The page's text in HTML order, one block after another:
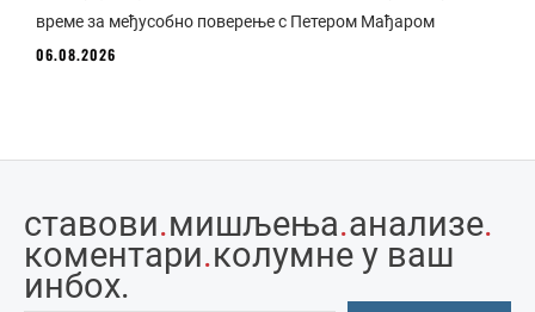
време за међусобно поверење с Петером Мађаром
06.08.2026
ставови.мишљења.анализе.
коментари.колумне у ваш
инбоx.